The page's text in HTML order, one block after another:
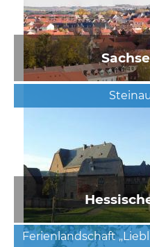
Ferienlandschaft